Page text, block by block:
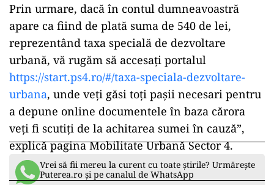
Prin urmare, dacă în contul dumneavoastră
apare ca fiind de plată suma de 540 de lei,
reprezentând taxa specială de dezvoltare
urbană, vă rugăm să accesați portalul
https://start.ps4.ro/#/taxa-speciala-dezvoltare-
urbana, unde veți găsi toți pașii necesari pentru
a depune online documentele în baza cărora
veți fi scutiți de la achitarea sumei în cauză”,
explică pagina Mobilitate Urbană Sector 4.
Vrei să fii mereu la curent cu toate știrile? Urmărește
Puterea.ro și pe canalul de WhatsApp